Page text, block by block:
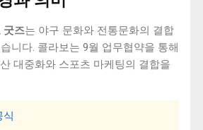
굿즈는 야구 문화와 전통문화의 결합
니다. 콜라보는 9월 업무협약을 통해
대중화와 스포츠 마케팅의 결합을
식